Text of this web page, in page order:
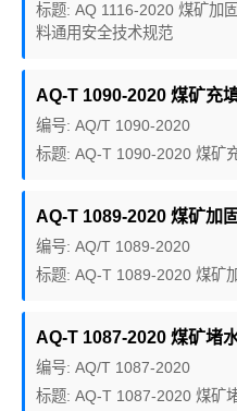
标题: AQ 1116-2020 煤矿加
料通用安全技术规范
AQ-T 1090-2020 煤矿充
编号: AQ/T 1090-2020
标题: AQ-T 1090-2020 煤矿
AQ-T 1089-2020 煤矿加
编号: AQ/T 1089-2020
标题: AQ-T 1089-2020 煤矿
AQ-T 1087-2020 煤矿堵
编号: AQ/T 1087-2020
标题: AQ-T 1087-2020 煤矿